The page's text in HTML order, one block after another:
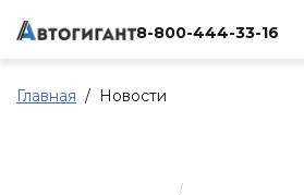
8-800-444-33-16
Главная Новости